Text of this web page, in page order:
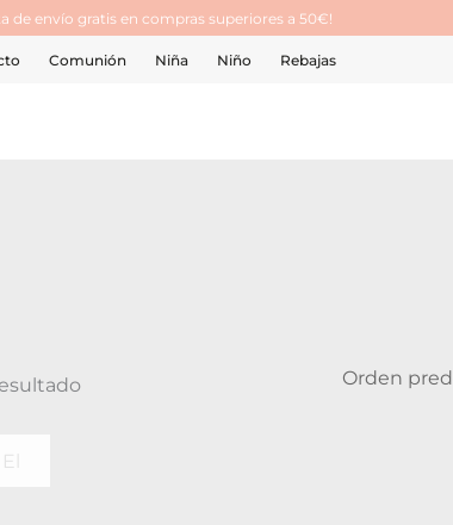
de envío gratis en compras superiores a 50€!
Comunión Niña Niño Rebajas